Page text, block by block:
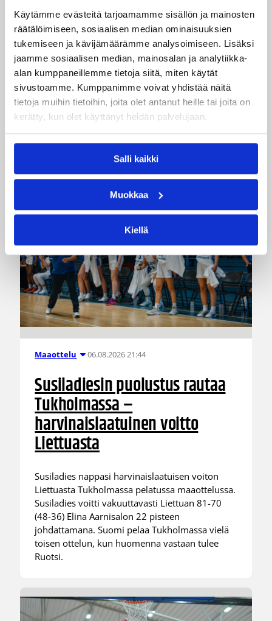
Käytämme evästeitä tarjoamamme sisällön ja mainosten
räätälöimiseen, sosiaalisen median ominaisuuksien
tukemiseen ja kävijämäärämme analysoimiseen. Lisäksi
jaamme sosiaalisen median, mainosalan ja analytiikka-
alan kumppaneillemme tietoja siitä, miten käytät
sivustoamme. Kumppanimme voivat yhdistää näitä
tietoja muihin tietoihin, joita olet antanut heille tai joita on
kerätty, kun olet käyttänyt heidän palvelujaan.
Salli kaikki
Muokkaa
Kiellä
Kategoriat
Korisliiga Pääjuttu Sarjat
Katso myös
Maaottelu 06.08.2026 21:44
Susiladiesin puolustus rautaa
Tukholmassa –
harvinaislaatuinen voitto
Liettuasta
Susiladies nappasi harvinaislaatuisen voiton
Liettuasta Tukholmassa pelatussa maaottelussa.
Susiladies voitti vakuuttavasti Liettuan 81-70
(48-36) Elina Aarnisalon 22 pisteen
johdattamana. Suomi pelaa Tukholmassa vielä
toisen ottelun, kun huomenna vastaan tulee
Ruotsi.